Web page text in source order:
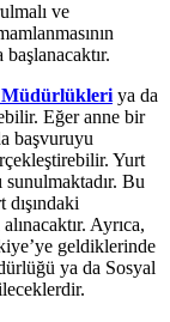
ve
Müdürlükleri ya da
Eğer anne bir
başvuruyu
Yurt
sunulmaktadır. Bu
Ayrıca,
geldiklerinde
ya da Sosyal